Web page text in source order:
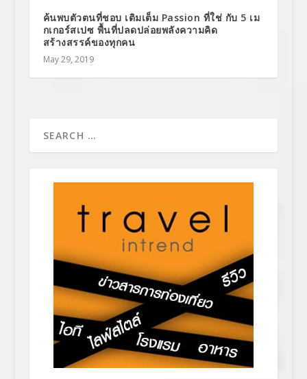
ค้นพบตัวตนที่ชอบ เติมเต็ม Passion ที่ใช่ กับ 5 เม
กเกอร์สเปซ พื้นที่ปลดปล่อยพลังความคิด
สร้างสรรค์ของทุกคน
May 29, 2019